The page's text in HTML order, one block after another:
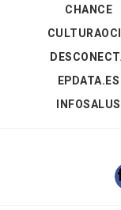
CHANCE
EPDATA.ES
INFOSALUS